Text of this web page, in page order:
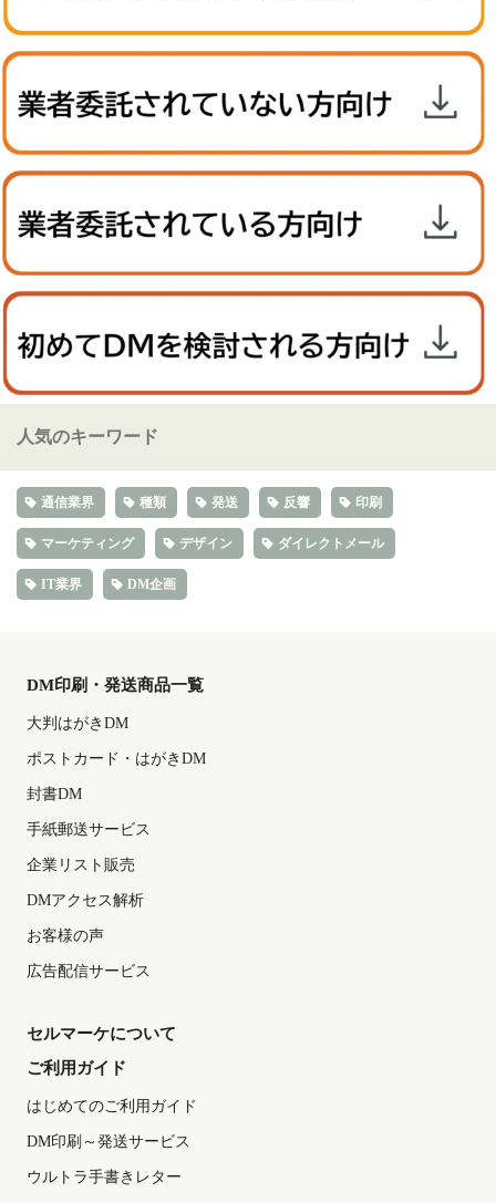
人気のキーワード
通信業界 種類 発送 反響 印刷
マーケティング デザイン ダイレクトメール
IT業界 DM企画
DM印刷・発送商品一覧
大判はがきDM
ポストカード・はがきDM
封書DM
手紙郵送サービス
企業リスト販売
DMアクセス解析
お客様の声
広告配信サービス
セルマーケについて
ご利用ガイド
はじめてのご利用ガイド
DM印刷～発送サービス
ウルトラ手書きレター